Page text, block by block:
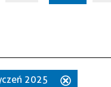
2025